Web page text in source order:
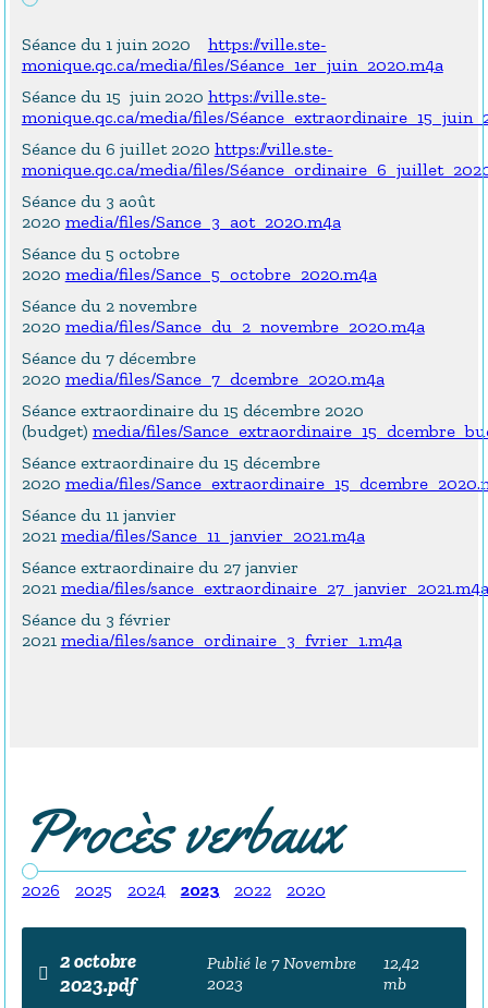
Séance du 1 juin 2020 https://ville.ste-
monique.qc.ca/media/files/Séance_1er_juin_2020.m4a
Séance du 15 juin 2020 https://ville.ste-
monique.qc.ca/media/files/
Séance du 6 juillet 2020 https://ville.ste-
monique.qc.ca/media/files/
Séance du 3 août
2020 media/files/Sance_3_aot_2020.m4a
Séance du 5 octobre
2020 media/files/Sance_5_octobre_2020.m4a
Séance du 2 novembre
2020 media/files/Sance_du_2_novembre_2020.m4a
Séance du 7 décembre
2020 media/files/Sance_7_dcembre_2020.m4a
Séance extraordinaire du 15 décembre 2020
(budget) media/files/
Séance extraordinaire du 15 décembre
2020 media/files/
Séance du 11 janvier
2021 media/files/Sance_11_janvier_2021.m4a
Séance extraordinaire du 27 janvier
2021 media/files/sance_extraordinaire_27_janvier_2021.m4a
Séance du 3 février
2021 media/files/sance_ordinaire_3_fvrier_1.m4a
Procès verbaux
2026 2025 2024 2023 2022 2020
2 octobre
2023.pdf
Publié le 7 Novembre
2023
12,42
mb